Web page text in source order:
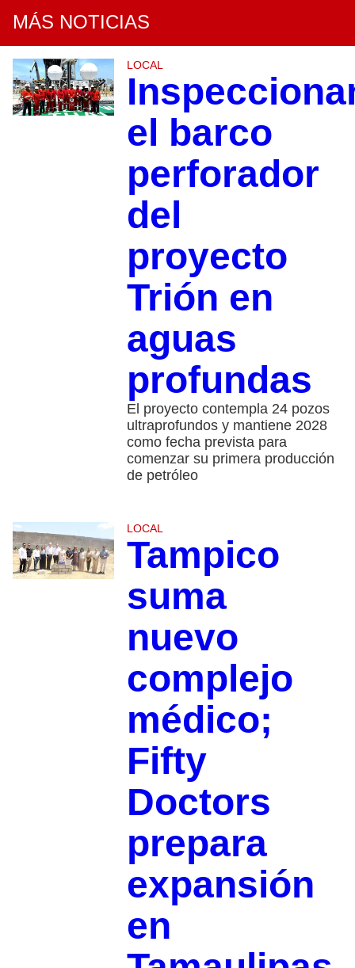
MÁS NOTICIAS
LOCAL
el barco
perforador
del
proyecto
Trión en
aguas
profundas
El proyecto contempla 24 pozos
ultraprofundos y mantiene 2028
como fecha prevista para
comenzar su primera producción
de petróleo
LOCAL
Tampico
suma
nuevo
complejo
médico;
Fifty
Doctors
prepara
expansión
en